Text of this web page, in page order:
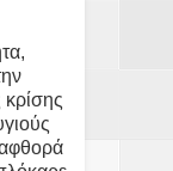
κρίσης